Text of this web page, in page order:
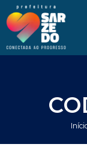
conteúdo
para
conteúdo